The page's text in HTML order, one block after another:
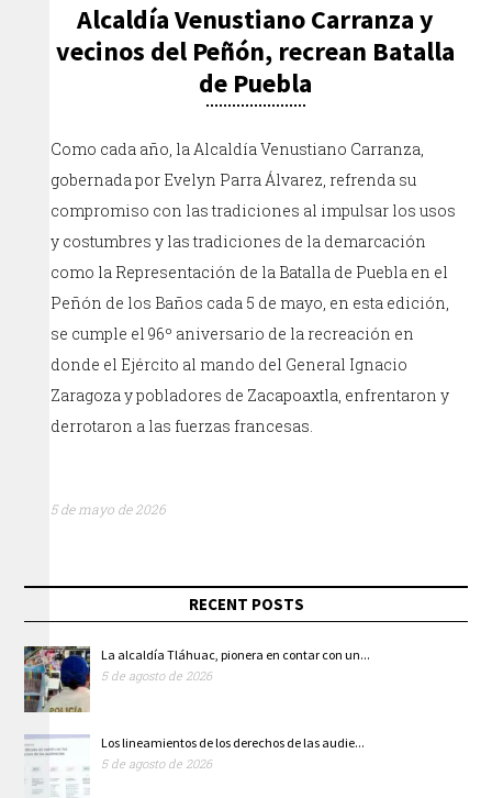
Alcaldía Venustiano Carranza y
vecinos del Peñón, recrean Batalla
de Puebla
Como cada año, la Alcaldía Venustiano Carranza,
gobernada por Evelyn Parra Álvarez, refrenda su
compromiso con las tradiciones al impulsar los usos
y costumbres y las tradiciones de la demarcación
como la Representación de la Batalla de Puebla en el
Peñón de los Baños cada 5 de mayo, en esta edición,
se cumple el 96º aniversario de la recreación en
donde el Ejército al mando del General Ignacio
Zaragoza y pobladores de Zacapoaxtla, enfrentaron y
derrotaron a las fuerzas francesas.
5 de mayo de 2026
RECENT POSTS
La alcaldía Tláhuac, pionera en contar con un...
5 de agosto de 2026
Los lineamientos de los derechos de las audie...
5 de agosto de 2026